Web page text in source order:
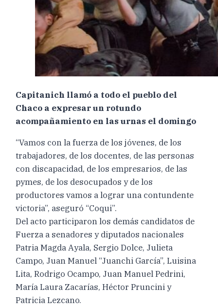
Capitanich llamó a todo el pueblo del
Chaco a expresar un rotundo
acompañamiento en las urnas el domingo
“Vamos con la fuerza de los jóvenes, de los
trabajadores, de los docentes, de las personas
con discapacidad, de los empresarios, de las
pymes, de los desocupados y de los
productores vamos a lograr una contundente
victoria”, aseguró “Coqui”.
Del acto participaron los demás candidatos de
Fuerza a senadores y diputados nacionales
Patria Magda Ayala, Sergio Dolce, Julieta
Campo, Juan Manuel “Juanchi García”, Luisina
Lita, Rodrigo Ocampo, Juan Manuel Pedrini,
María Laura Zacarías, Héctor Pruncini y
Patricia Lezcano.